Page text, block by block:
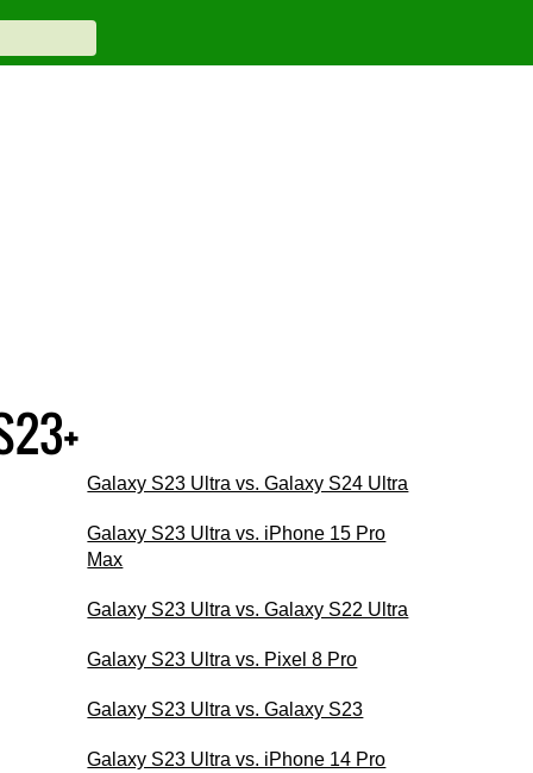
Galaxy S23 Ultra vs. Galaxy S24 Ultra
Galaxy S23 Ultra vs. iPhone 15 Pro
Max
Galaxy S23 Ultra vs. Galaxy S22 Ultra
Galaxy S23 Ultra vs. Pixel 8 Pro
Galaxy S23 Ultra vs. Galaxy S23
Galaxy S23 Ultra vs. iPhone 14 Pro